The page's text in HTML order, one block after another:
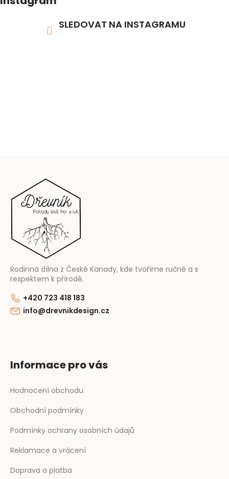
SLEDOVAT NA INSTAGRAMU
Rodinná dílna z České Kanady, kde tvoříme ručně a s
respektem k přírodě.
+420 723 418 183
info@drevnikdesign.cz
Informace pro vás
Hodnocení obchodu
Obchodní podmínky
Podmínky ochrany osobních údajů
Reklamace a vrácení
Doprava a platba